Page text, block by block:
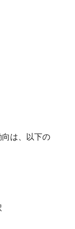
は、以下の